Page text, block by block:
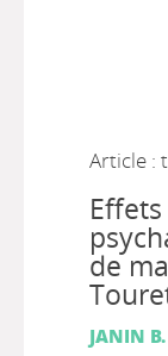
Article :
de
JANIN B.